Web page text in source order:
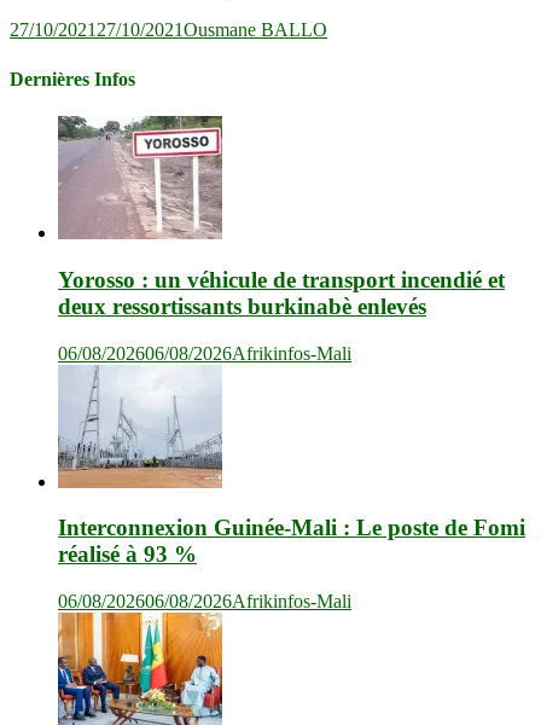
27/10/2021 27/10/2021Ousmane BALLO
Dernières Infos
Yorosso : un véhicule de transport incendié et
deux ressortissants burkinabè enlevés
06/08/202606/08/2026Afrikinfos-Mali
Interconnexion Guinée-Mali : Le poste de Fomi
réalisé à 93 %
06/08/202606/08/2026Afrikinfos-Mali